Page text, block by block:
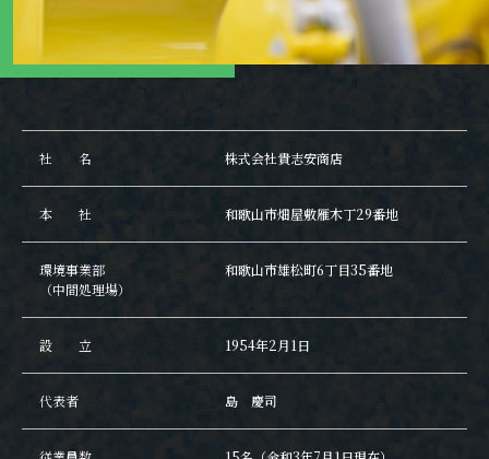
社名 株式会社貴志安商店
本社 和歌山市畑屋敷雁木丁29番地
環境事業部
（中間処理場）
和歌山市雄松町6丁目35番地
設立 1954年2月1日
代表者 島 慶司